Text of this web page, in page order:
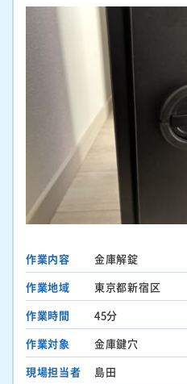
作業内容
金庫解錠
作業地域
東京都新宿区
作業時間
45分
作業対象
金庫鍵穴
現場担当者
島田